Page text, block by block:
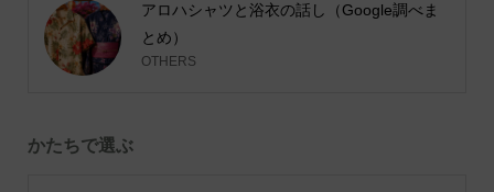
アロハシャツと浴衣の話し（Google調べま
とめ）
OTHERS
かたちで選ぶ